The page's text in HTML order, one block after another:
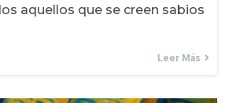
aquellos que se creen sabios
Leer Más